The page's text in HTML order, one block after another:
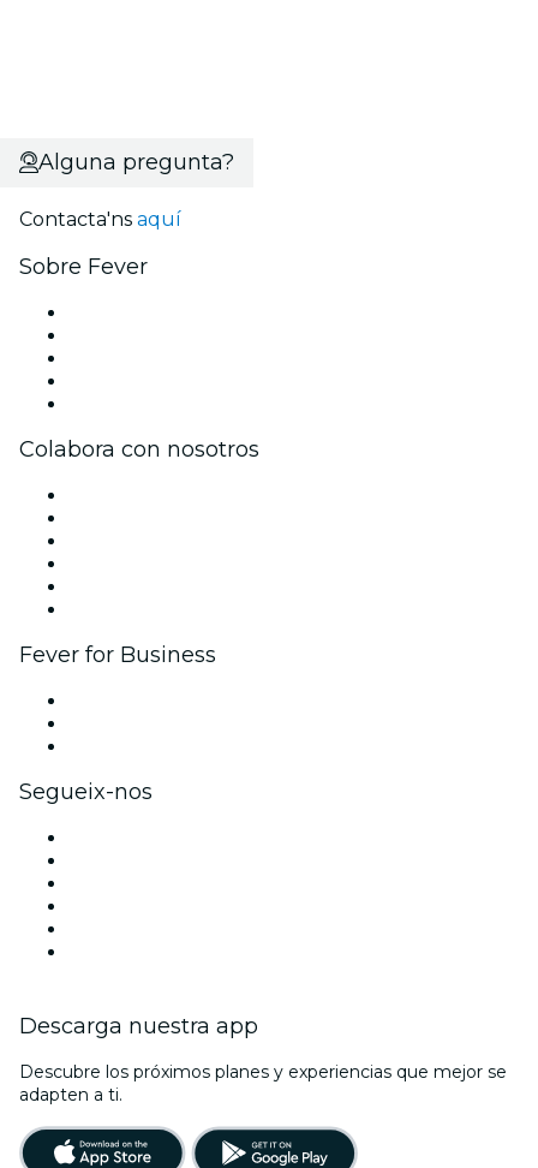
Alguna pregunta?
Contacta'ns aquí
Sobre Fever
Colabora con nosotros
Fever for Business
Segueix-nos
Descarga nuestra app
Descubre los próximos planes y experiencias que mejor se
adapten a ti.